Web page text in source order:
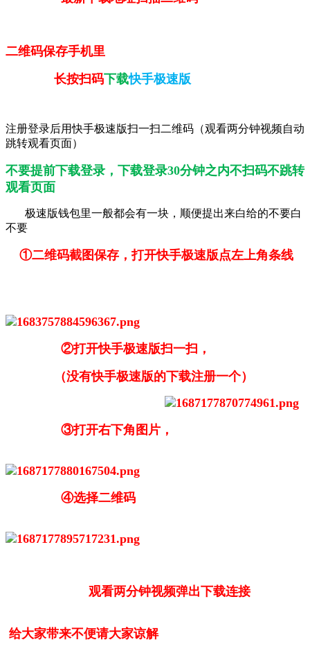
二维码保存手机里
长按扫码下载快手极速版
注册登录后用快手极速版扫一扫二维码（观看两分钟视频自动
跳转观看页面）
不要提前下载登录，下载登录30分钟之内不扫码不跳转
观看页面
极速版钱包里一般都会有一块，顺便提出来白给的不要白
不要
①二维码截图保存，打开快手极速版点左上角条线
②打开快手极速版扫一扫，
（没有快手极速版的下载注册一个）
③打开右下角图片，
④选择二维码
观看两分钟视频弹出下载连接
给大家带来不便请大家谅解